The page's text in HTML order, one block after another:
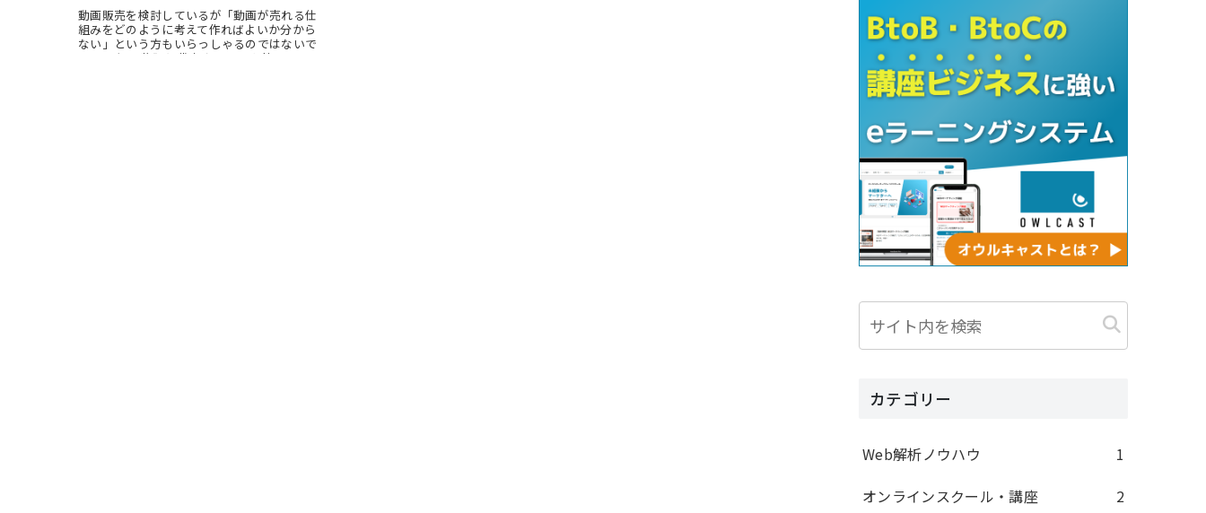
動画販売を検討しているが「動画が売れる仕
組みをどのように考えて作ればよいか分から
ない」という方もいらっしゃるのではないで
しょうか？ 物販に代表されるECと比べる
カテゴリー
Web解析ノウハウ
1
オンラインスクール・講座
2